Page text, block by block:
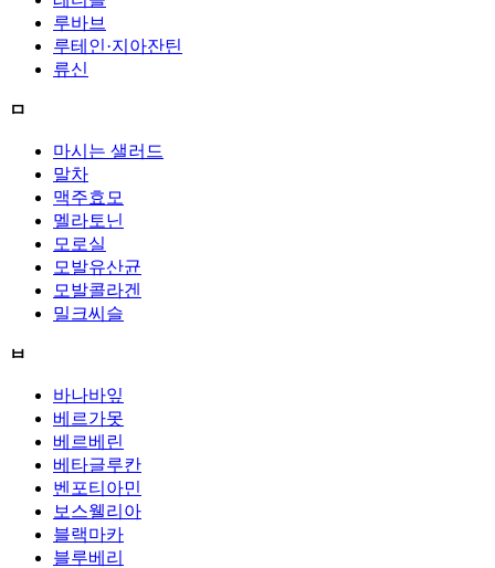
루바브
루테인·지아잔틴
류신
ㅁ
마시는 샐러드
말차
맥주효모
멜라토닌
모로실
모발유산균
모발콜라겐
밀크씨슬
ㅂ
바나바잎
베르가못
베르베린
베타글루칸
벤포티아민
보스웰리아
블랙마카
블루베리